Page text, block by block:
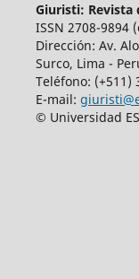
Giuristi: Revista
ISSN 2708-9894
Dirección: Av.
Surco, Lima -
Teléfono: (+511)
E-mail:
© Universidad